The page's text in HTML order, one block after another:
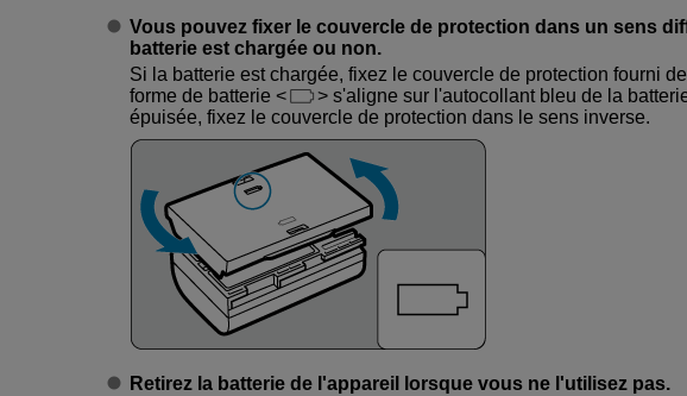
Vous pouvez fixer le couvercle de protection dans un sens
batterie est chargée ou non.
Si la batterie est chargée, fixez le couvercle de protection fourni
forme de batterie
s'aligne sur l'autocollant bleu de la
épuisée, fixez le couvercle de protection dans le sens inverse.
Retirez la batterie de l'appareil lorsque vous ne l'utilisez pas.